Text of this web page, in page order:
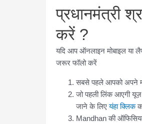
प्रधानमंत्री
करें ?
यदि आप ऑनलाइन मोबाइल या
जरूर फॉलो करें
सबसे पहले आपको अपने
जो पहली लिंक आएगी
जाने के लिएयंहा क्लिक
Mandhan की